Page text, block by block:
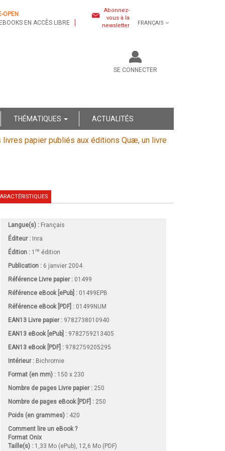
OPEN
EN ACCÈS LIBRE
Abonnez-
vous à la
newsletter
FRANÇAIS
SE CONNECTER
THÉMATIQUES ACTUALITÉS
livres papier publiés aux éditions Quæ, un livre
Langue(s) : Français
Éditeur : Inra
Édition : 1 re édition
Publication : 6 janvier 2004
Référence Livre papier : 01499
Référence eBook [ePub] : 01499EPB
Référence eBook [PDF] : 01499NUM
EAN13 Livre papier : 9782738010940
EAN13 eBook [ePub] : 9782759213405
EAN13 eBook [PDF] : 9782759205295
Intérieur : Bichromie
Format (en mm) : 150 x 230
Nombre de pages Livre papier: 250
Nombre de pages eBook [PDF] : 250
Poids (en grammes) : 420
Comment lire un eBook ?
Format Onix
Taille(s) : 1,33 Mo (ePub), 12,6 Mo (PDF)